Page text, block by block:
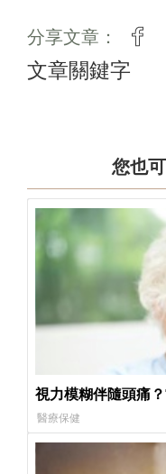
分享文章：
文章關鍵字
您也
視力模糊伴隨頭痛
醫療保健